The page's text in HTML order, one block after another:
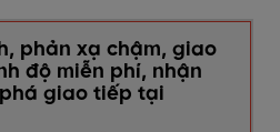
phản xạ chậm, giao
độ miễn phí, nhận
giao tiếp tại